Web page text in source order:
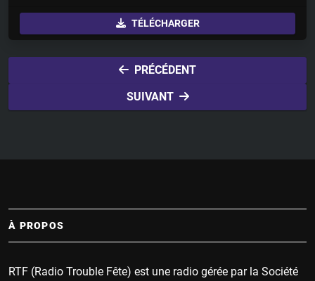
l
u
t
e
TÉLÉCHARGER
PRÉCÉDENT
SUIVANT
À PROPOS
RTF (Radio Trouble Fête) est une radio gérée par la Société